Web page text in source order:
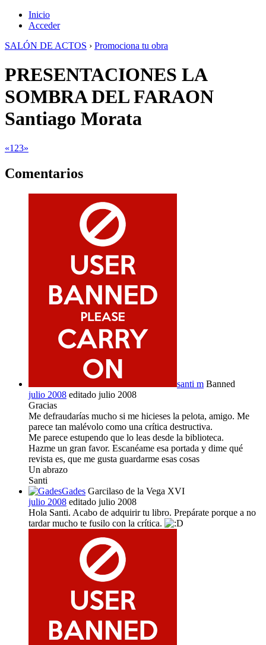
Inicio
Acceder
SALÓN DE ACTOS › Promociona tu obra
PRESENTACIONES LA
SOMBRA DEL FARAON
Santiago Morata
«1 23»
Comentarios
santi m Banned
julio 2008 editado julio 2008
Gracias
Me defraudarías mucho si me hicieses la pelota, amigo. Me
parece tan malévolo como una crítica destructiva.
Me parece estupendo que lo leas desde la biblioteca.
Hazme un gran favor. Escanéame esa portada y dime qué
revista es, que me gusta guardarme esas cosas
Un abrazo
Santi
Gades Garcilaso de la Vega XVI
julio 2008 editado julio 2008
Hola Santi. Acabo de adquirir tu libro. Prepárate porque a no
tardar mucho te fusilo con la crítica.